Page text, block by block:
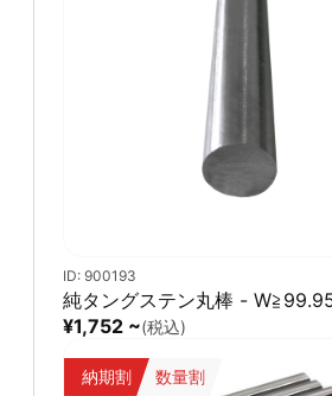
ID: 900193
純タングステン丸棒 -
¥1,752 ~(税込)
納期割 数量割